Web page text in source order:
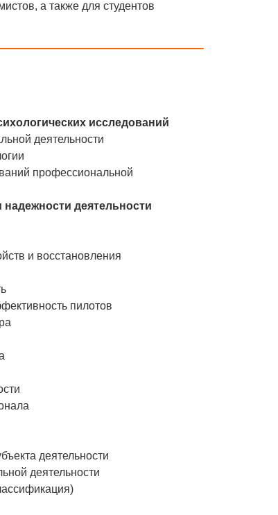
а также для студентов
исследований
деятельности
профессиональной
деятельности
и восстановления
пилотов
деятельности
деятельности